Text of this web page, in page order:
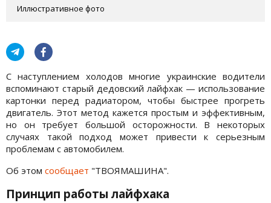
Иллюстративное фото
С наступлением холодов многие украинские водители
вспоминают старый дедовский лайфхак — использование
картонки перед радиатором, чтобы быстрее прогреть
двигатель. Этот метод кажется простым и эффективным,
но он требует большой осторожности. В некоторых
случаях такой подход может привести к серьезным
проблемам с автомобилем.
Об этом сообщает "ТВОЯМАШИНА".
Принцип работы лайфхака